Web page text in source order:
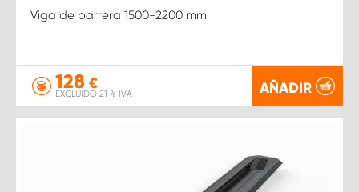
Viga de barrera 1500-2200 mm
128 €
EXCLUIDO 21 % IVA AÑADIR